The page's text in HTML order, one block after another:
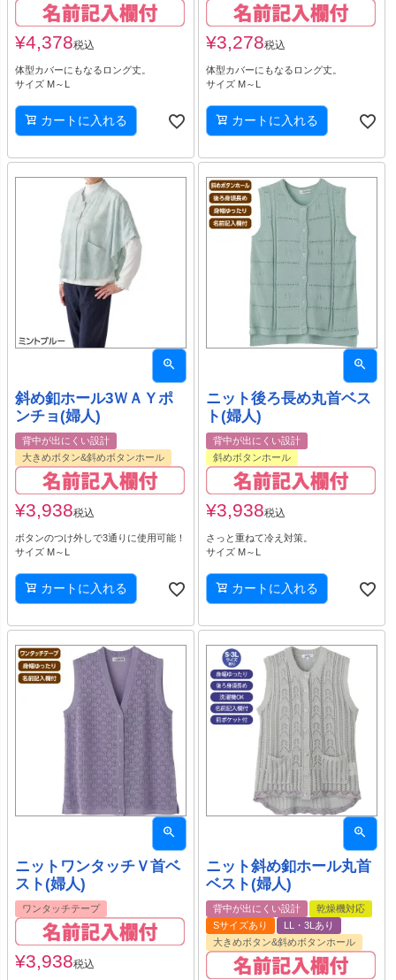
¥4,378税込
体型カバーにもなるロング丈。
サイズ M～L
カートに入れる
¥3,278税込
体型カバーにもなるロング丈。
サイズ M～L
カートに入れる
斜め釦ホール3ＷＡＹポ
ンチョ(婦人)
背中が出にくい設計
大きめボタン&斜めボタンホール
¥3,938税込
ボタンのつけ外しで3通りに使用可能！
サイズ M～L
カートに入れる
ニット後ろ長め丸首ベス
ト(婦人)
背中が出にくい設計
斜めボタンホール
¥3,938税込
さっと重ねて冷え対策。
サイズ M～L
カートに入れる
ニットワンタッチＶ首ベ
スト(婦人)
ワンタッチテープ
¥3,938税込
ニット斜め釦ホール丸首
ベスト(婦人)
背中が出にくい設計
乾燥機対応
Sサイズあり
LL・3Lあり
大きめボタン&斜めボタンホール